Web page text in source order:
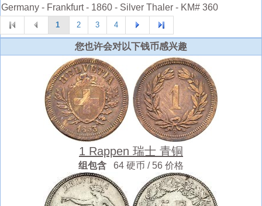
Germany - Frankfurt - 1860 - Silver Thaler - KM# 360
1 2 3 4
您也许会对以下钱币感兴趣
1 Rappen 瑞士 青铜
组包含 64 硬币 / 56 价格